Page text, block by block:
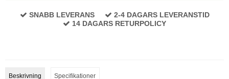
SNABB LEVERANS
2-4 DAGARS LEVERANSTID
14 DAGARS RETURPOLICY
Beskrivning Specifikationer